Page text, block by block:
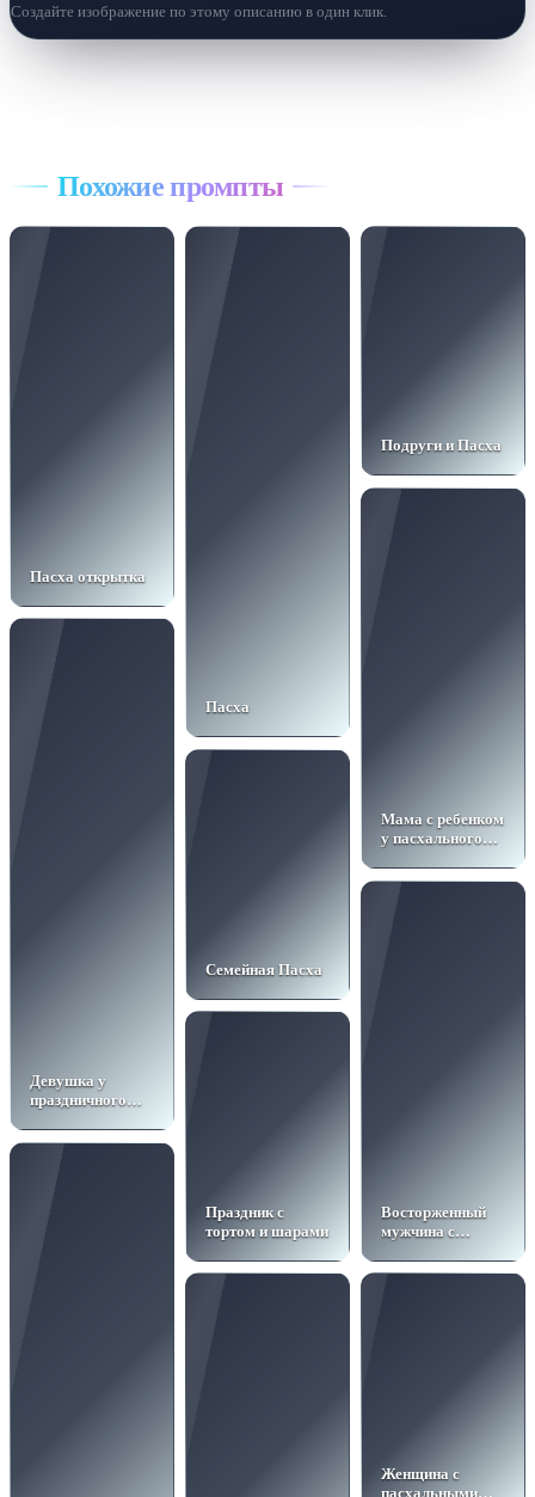
Создайте изображение по этому описанию в один клик.
Похожие промпты
Пасха открытка
Пасха
Подруги и Пасха
Мама с ребенком
у пасхального
Девушка у
праздничного
стола
Семейная Пасха
Восторженный
мужчина с
Праздник с
тортом и шарами
Женщина с
пасхальными